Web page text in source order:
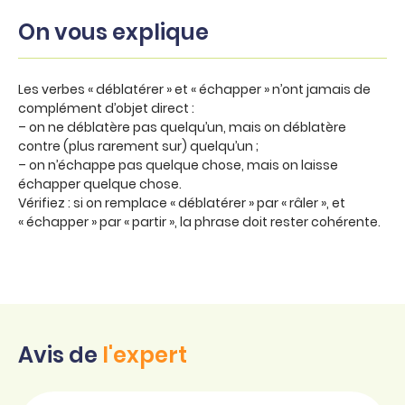
On vous explique
Les verbes « déblatérer » et « échapper » n’ont jamais de
complément d’objet direct :
– on ne déblatère pas quelqu’un, mais on déblatère
contre (plus rarement sur) quelqu’un ;
– on n’échappe pas quelque chose, mais on laisse
échapper quelque chose.
Vérifiez : si on remplace « déblatérer » par « râler », et
« échapper » par « partir », la phrase doit rester cohérente.
Avis de l'expert